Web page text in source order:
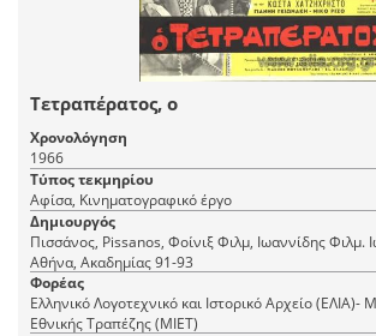
Τετραπέρατος, ο
Χρονολόγηση
1966
Τύπος τεκμηρίου
Αφίσα, Κινηματογραφικό έργο
Δημιουργός
Πισσάνος, Pissanos, Φοίνιξ Φιλμ, Ιωαννίδης Φιλμ.
Αθήνα, Ακαδημίας 91-93
Φορέας
Ελληνικό Λογοτεχνικό και Ιστορικό Αρχείο
Εθνικής Τραπέζης (ΜΙΕΤ)